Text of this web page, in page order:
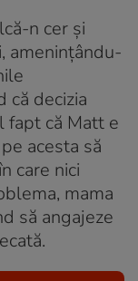
n cer şi
ameninţându-
că decizia
fapt că Matt e
acesta să
care nici
mama
să angajeze